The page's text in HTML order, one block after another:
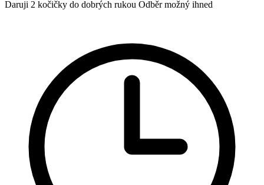
Daruji 2 kočičky do dobrých rukou Odběr možný ihned